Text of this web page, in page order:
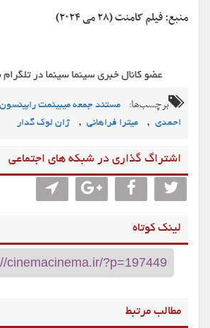
منبع: فیلم کامنت (۲۸ می ۲۰۲۴)
برچسب‌ها: مستند جمعه میبینمت رابینسون
احمدی , میترا فراهانی , ژان لوک گدار
اشتراگ گذاری در شبکه های اجتماعی
لینک کوتاه
مطالب مرتبط